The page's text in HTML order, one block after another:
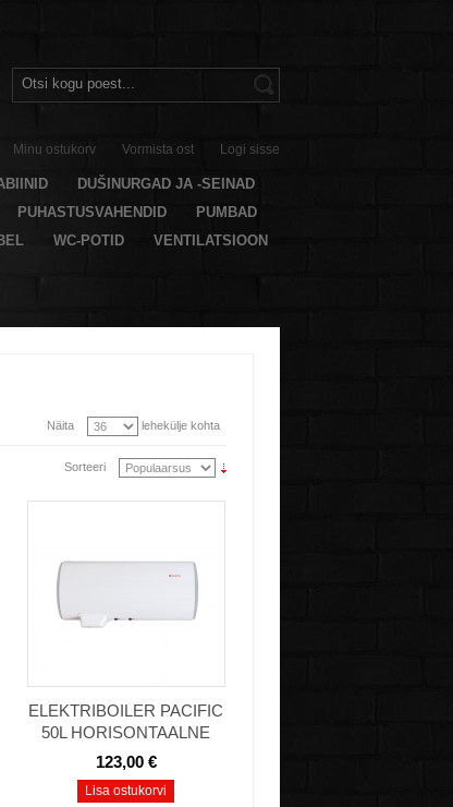
Minu ostukorv Vormista ost Logi sisse
DUŠINURGAD JA -SEINAD
PUHASTUSVAHENDID
PUMBAD
WC-POTID
VENTILATSIOON
Näita lehekülje kohta
Sorteeri
ELEKTRIBOILER PACIFIC
50L HORISONTAALNE
123,00 €
Lisa ostukorvi